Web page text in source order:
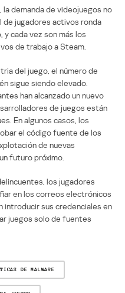
la demanda de videojuegos no
de jugadores activos ronda
cada vez son más los
de trabajo a Steam.
del juego, el número de
sigue siendo elevado.
han alcanzado un nuevo
de juegos están
En algunos casos, los
el código fuente de los
de nuevas
futuro próximo.
los jugadores
en los correos electrónicos
introducir sus credenciales en
juegos solo de fuentes
DE MALWARE